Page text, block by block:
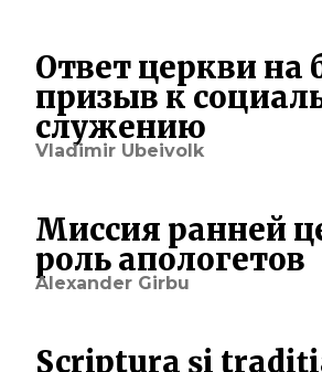
Ответ церкви на
призыв к
служению
Vladimir Ubeivolk
Миссия ранней
роль апологетов
Alexander Girbu
Scriptura şi